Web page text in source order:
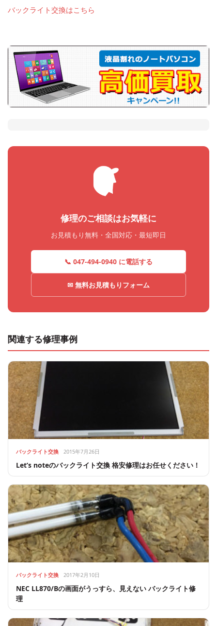
バックライト交換はこちら
修理のご相談はお気軽に
お見積もり無料・全国対応・最短即日
📞 047-494-0940 に電話する
✉ 無料お見積もりフォーム
関連する修理事例
バックライト交換 2015年7月26日
Let’s noteのバックライト交換 格安修理はお任せください！
バックライト交換 2017年2月10日
NEC LL870/Bの画面がうっすら、見えない バックライト修
理